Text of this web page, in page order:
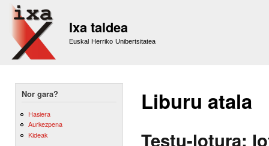
Ixa taldea
Euskal Herriko Unibertsitatea
Nor gara?
Hasiera
Aurkezpena
Kideak
Liburu atala
Testu-lotura: